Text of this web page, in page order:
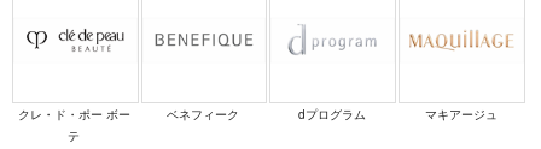
クレ・ド・ポー ボー
テ
ベネフィーク dプログラム マキアージュ